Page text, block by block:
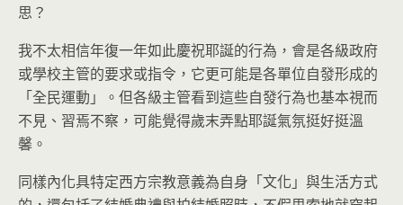
思？
我不太相信年復一年如此慶祝耶誕的行為，會是各級政府
或學校主管的要求或指令，它更可能是各單位自發形成的
「全民運動」。但各級主管看到這些自發行為也基本視而
不見、習焉不察，可能覺得歲末弄點耶誕氣氛挺好挺溫
馨。
同樣內化具特定西方宗教意義為自身「文化」與生活方式